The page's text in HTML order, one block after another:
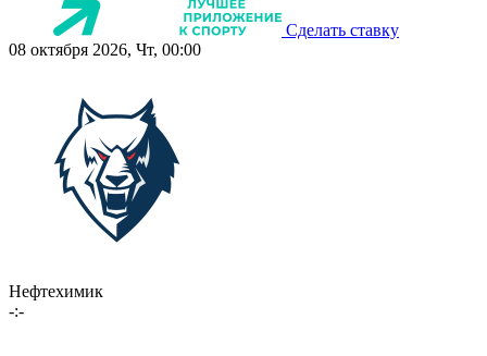
Сделать ставку
08 октября 2026, Чт, 00:00
Нефтехимик
-:-